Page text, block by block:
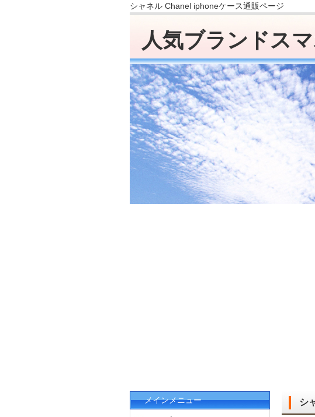
シャネル Chanel iphoneケース通販ページ
人気ブランドス
シ
メインメニュー